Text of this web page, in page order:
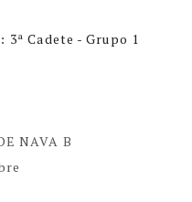
: 3ª Cadete - Grupo 1
NAVA B